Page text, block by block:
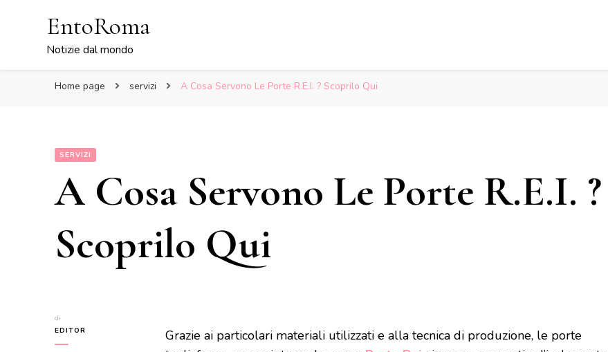
EntoRoma
Notizie dal mondo
Home page servizi A Cosa Servono Le Porte R.E.I. ? Scoprilo Qui
SERVIZI
A Cosa Servono Le Porte R.E.I. ?
Scoprilo Qui
di
EDITOR
Grazie ai particolari materiali utilizzati e alla tecnica di produzione, le porte